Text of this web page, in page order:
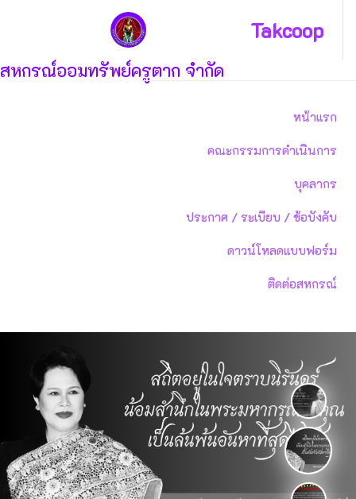
Takcoop
สหกรณ์ออมทรัพย์ครูตาก จำกัด
หน้าแรก
คณะกรรมการดำเนินการ
บุคลากร
ประกาศ / ระเบียบ / ข้อบังคับ
ดาวน์โหลดแบบฟอร์ม
ติดต่อสหกรณ์